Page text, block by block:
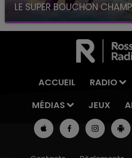
LE SUPER BOUCHON
avec La Famille Champagne
ACCUEIL RADIO
MÉDIAS
JEUX